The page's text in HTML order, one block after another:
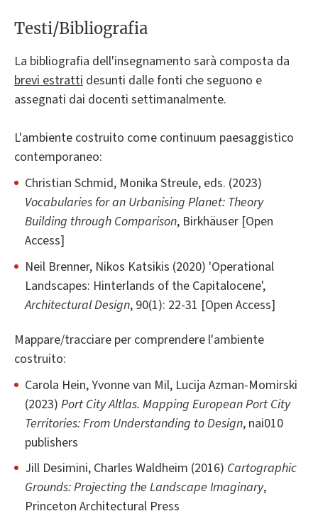
Testi/Bibliografia
La bibliografia dell'insegnamento sarà composta da
brevi estratti desunti dalle fonti che seguono e
assegnati dai docenti settimanalmente.
L'ambiente costruito come continuum paesaggistico
contemporaneo:
Christian Schmid, Monika Streule, eds. (2023)
Vocabularies for an Urbanising Planet: Theory
Building through Comparison, Birkhäuser [Open
Access]
Neil Brenner, Nikos Katsikis (2020) 'Operational
Landscapes: Hinterlands of the Capitalocene',
Architectural Design, 90(1): 22-31 [Open Access]
Mappare/tracciare per comprendere l'ambiente
costruito:
Carola Hein, Yvonne van Mil, Lucija Azman-Momirski
(2023) Port City Altlas. Mapping European Port City
Territories: From Understanding to Design, nai010
publishers
Jill Desimini, Charles Waldheim (2016) Cartographic
Grounds: Projecting the Landscape Imaginary,
Princeton Architectural Press